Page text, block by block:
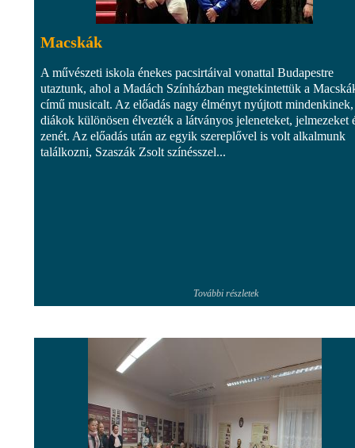
Macskák
A művészeti iskola énekes pacsirtáival vonattal Budapestre
utaztunk, ahol a Madách Színházban megtekintettük a
című musicalt. Az előadás nagy élményt nyújtott mindenkinek,
diákok különösen élvezték a látványos jeleneteket, jelmezeket
zenét. Az előadás után az egyik szereplővel is volt alkalmunk
találkozni, Szaszák Zsolt színésszel...
További részletek